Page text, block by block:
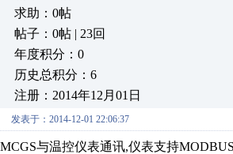
求助：0帖
帖子：0帖 | 23回
年度积分：0
历史总积分：6
注册：2014年12月01日
发表于：2014-12-01 22:06:37
MCGS与温控仪表通讯,仪表支持